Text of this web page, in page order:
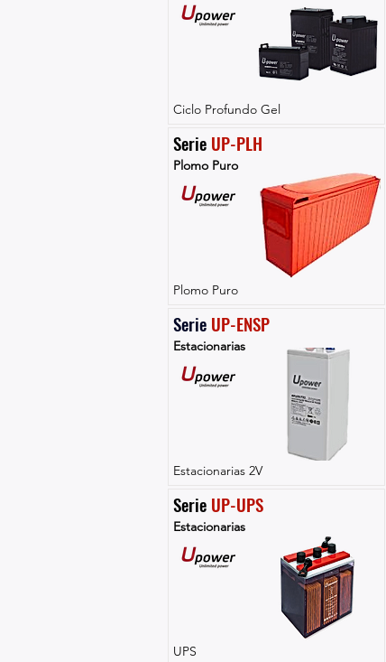
Ciclo Profundo Gel
Serie UP-PLH
Plomo Puro
Plomo Puro
Serie UP-ENSP
Estacionarias
Estacionarias 2V
Serie UP-UPS
Estacionarias
UPS